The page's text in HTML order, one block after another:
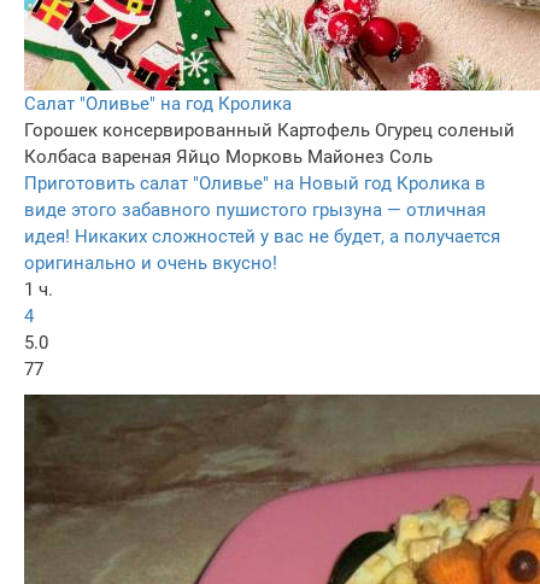
Салат "Оливье" на год Кролика
Горошек консервированный Картофель Огурец соленый
Колбаса вареная Яйцо Морковь Майонез Соль
Приготовить салат "Оливье" на Новый год Кролика в
виде этого забавного пушистого грызуна — отличная
идея! Никаких сложностей у вас не будет, а получается
оригинально и очень вкусно!
1 ч.
4
5.0
77